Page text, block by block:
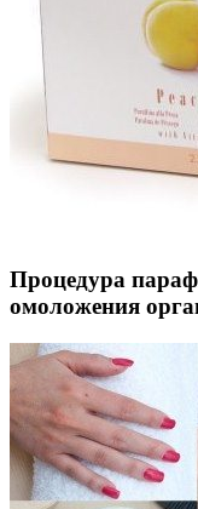
Процедура
омоложения